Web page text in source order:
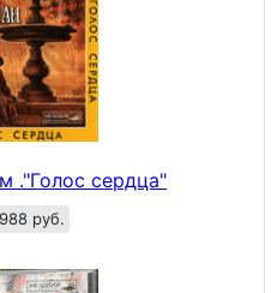
."Голос сердца"
988 руб.